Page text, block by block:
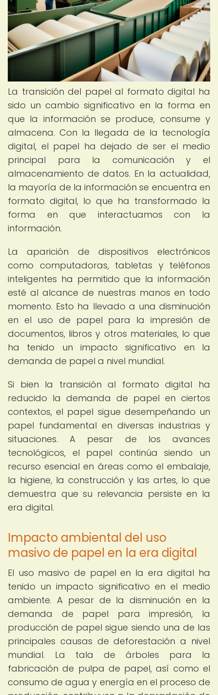
La transición del papel al formato digital ha
sido un cambio significativo en la forma en
que la información se produce, consume y
almacena. Con la llegada de la tecnología
digital, el papel ha dejado de ser el medio
principal para la comunicación y el
almacenamiento de datos. En la actualidad,
la mayoría de la información se encuentra en
formato digital, lo que ha transformado la
forma en que interactuamos con la
información.
La aparición de dispositivos electrónicos
como computadoras, tabletas y teléfonos
inteligentes ha permitido que la información
esté al alcance de nuestras manos en todo
momento. Esto ha llevado a una disminución
en el uso de papel para la impresión de
documentos, libros y otros materiales, lo que
ha tenido un impacto significativo en la
demanda de papel a nivel mundial.
Si bien la transición al formato digital ha
reducido la demanda de papel en ciertos
contextos, el papel sigue desempeñando un
papel fundamental en diversas industrias y
situaciones. A pesar de los avances
tecnológicos, el papel continúa siendo un
recurso esencial en áreas como el embalaje,
la higiene, la construcción y las artes, lo que
demuestra que su relevancia persiste en la
era digital.
Impacto ambiental del uso
masivo de papel en la era digital
El uso masivo de papel en la era digital ha
tenido un impacto significativo en el medio
ambiente. A pesar de la disminución en la
demanda de papel para impresión, la
producción de papel sigue siendo una de las
principales causas de deforestación a nivel
mundial. La tala de árboles para la
fabricación de pulpa de papel, así como el
consumo de agua y energía en el proceso de